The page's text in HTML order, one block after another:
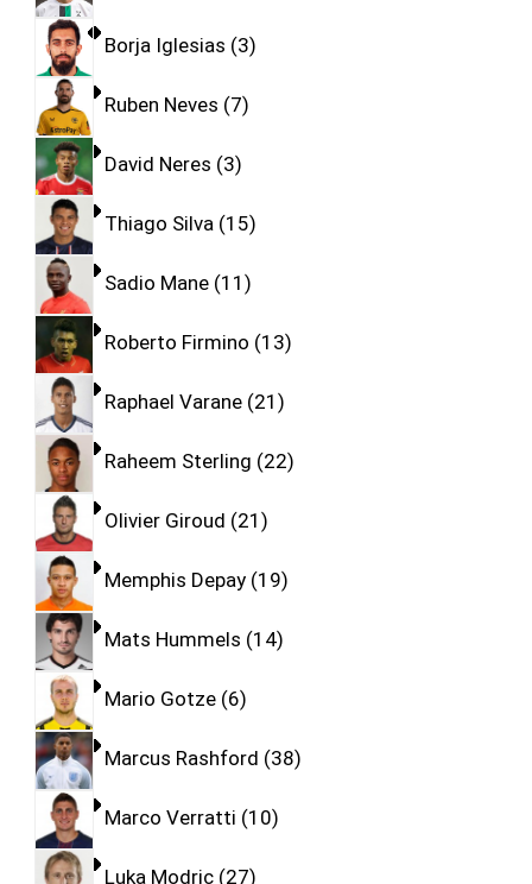
Borja Iglesias 3
Ruben Neves 7
David Neres 3
Thiago Silva 15
Sadio Mane 11
Roberto Firmino 13
Raphael Varane 21
Raheem Sterling 22
Olivier Giroud 21
Memphis Depay 19
Mats Hummels 14
Mario Gotze 6
Marcus Rashford 38
Marco Verratti 10
Luka Modric 27